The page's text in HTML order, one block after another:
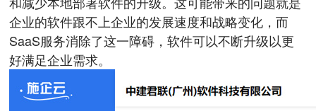
企业的软件跟不上企业的发展速度和战略变化，而
SaaS服务消除了这一障碍，软件可以不断升级以更
好满足企业需求。